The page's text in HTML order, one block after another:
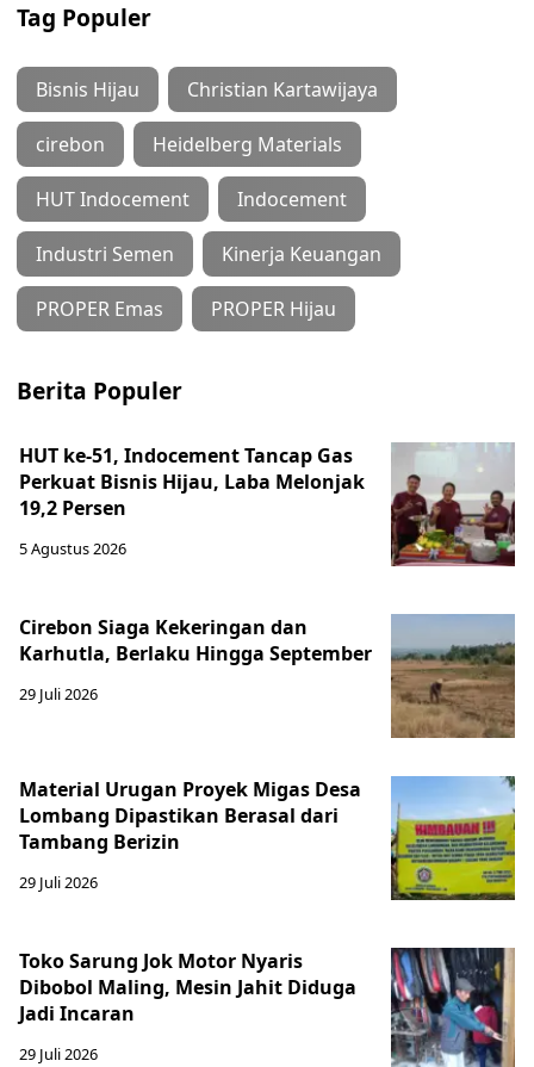
Tag Populer
Bisnis Hijau Christian Kartawijaya
cirebon Heidelberg Materials
HUT Indocement Indocement
Industri Semen Kinerja Keuangan
PROPER Emas PROPER Hijau
Berita Populer
HUT ke-51, Indocement Tancap Gas
Perkuat Bisnis Hijau, Laba Melonjak
19,2 Persen
5 Agustus 2026
Cirebon Siaga Kekeringan dan
Karhutla, Berlaku Hingga September
29 Juli 2026
Material Urugan Proyek Migas Desa
Lombang Dipastikan Berasal dari
Tambang Berizin
29 Juli 2026
Toko Sarung Jok Motor Nyaris
Dibobol Maling, Mesin Jahit Diduga
Jadi Incaran
29 Juli 2026